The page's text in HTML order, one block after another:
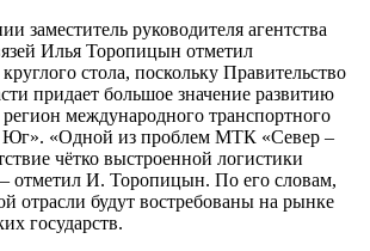
заместитель руководителя агентства
Илья Торопицын отметил
стола, поскольку Правительство
придает большое значение развитию
международного транспортного
Юг». «Одной из проблем МТК «Север –
чётко выстроенной логистики
отметил И. Торопицын. По его словам,
отрасли будут востребованы на рынке
государств.